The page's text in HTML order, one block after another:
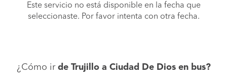
Este servicio no está disponible en la fecha que
seleccionaste. Por favor intenta con otra fecha.
¿Cómo ir de Trujillo a Ciudad De Dios en bus?